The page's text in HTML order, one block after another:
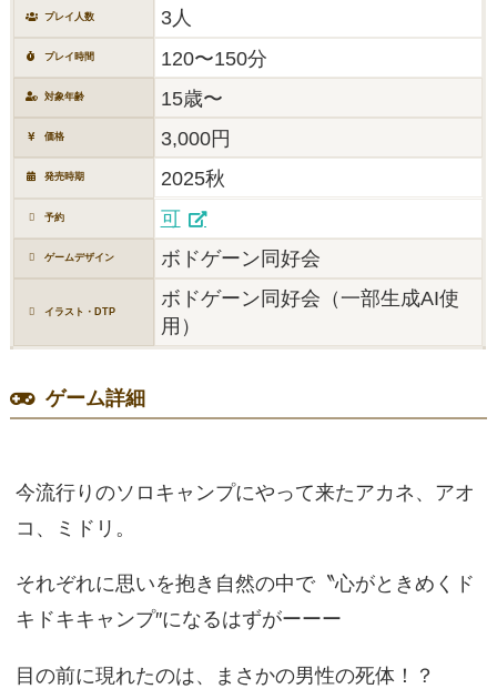
プレイ人数 3人
プレイ時間 120〜150分
対象年齢 15歳〜
価格 3,000円
発売時期 2025秋
予約 可
ゲームデザイン ボドゲーン同好会
イラスト・DTP
ボドゲーン同好会（一部生成AI使
用）
ゲーム詳細
今流行りのソロキャンプにやって来たアカネ、アオ
コ、ミドリ。
それぞれに思いを抱き自然の中で〝心がときめくド
キドキキャンプ″になるはずがーーー
目の前に現れたのは、まさかの男性の死体！？